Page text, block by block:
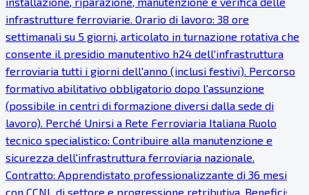
infrastrutture ferroviarie. Orario di lavoro: 38 ore
settimanali su 5 giorni, articolato in turnazione rotativa che
consente il presidio manutentivo h24 dell'infrastruttura
ferroviaria tutti i giorni dell'anno (inclusi festivi). Percorso
formativo abilitativo obbligatorio dopo l'assunzione
(possibile in centri di formazione diversi dalla sede di
lavoro). Perché Unirsi a Rete Ferroviaria Italiana Ruolo
tecnico specialistico: Contribuire alla manutenzione e
sicurezza dell'infrastruttura ferroviaria nazionale.
Contratto: Apprendistato professionalizzante di 36 mesi
con CCNL di settore e progressione retributiva. Benefici: